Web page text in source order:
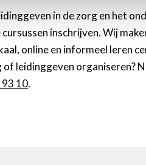
in de zorg en het
inschrijven. Wij
online en informeel leren
of leidinggeven organiseren?
93 10.